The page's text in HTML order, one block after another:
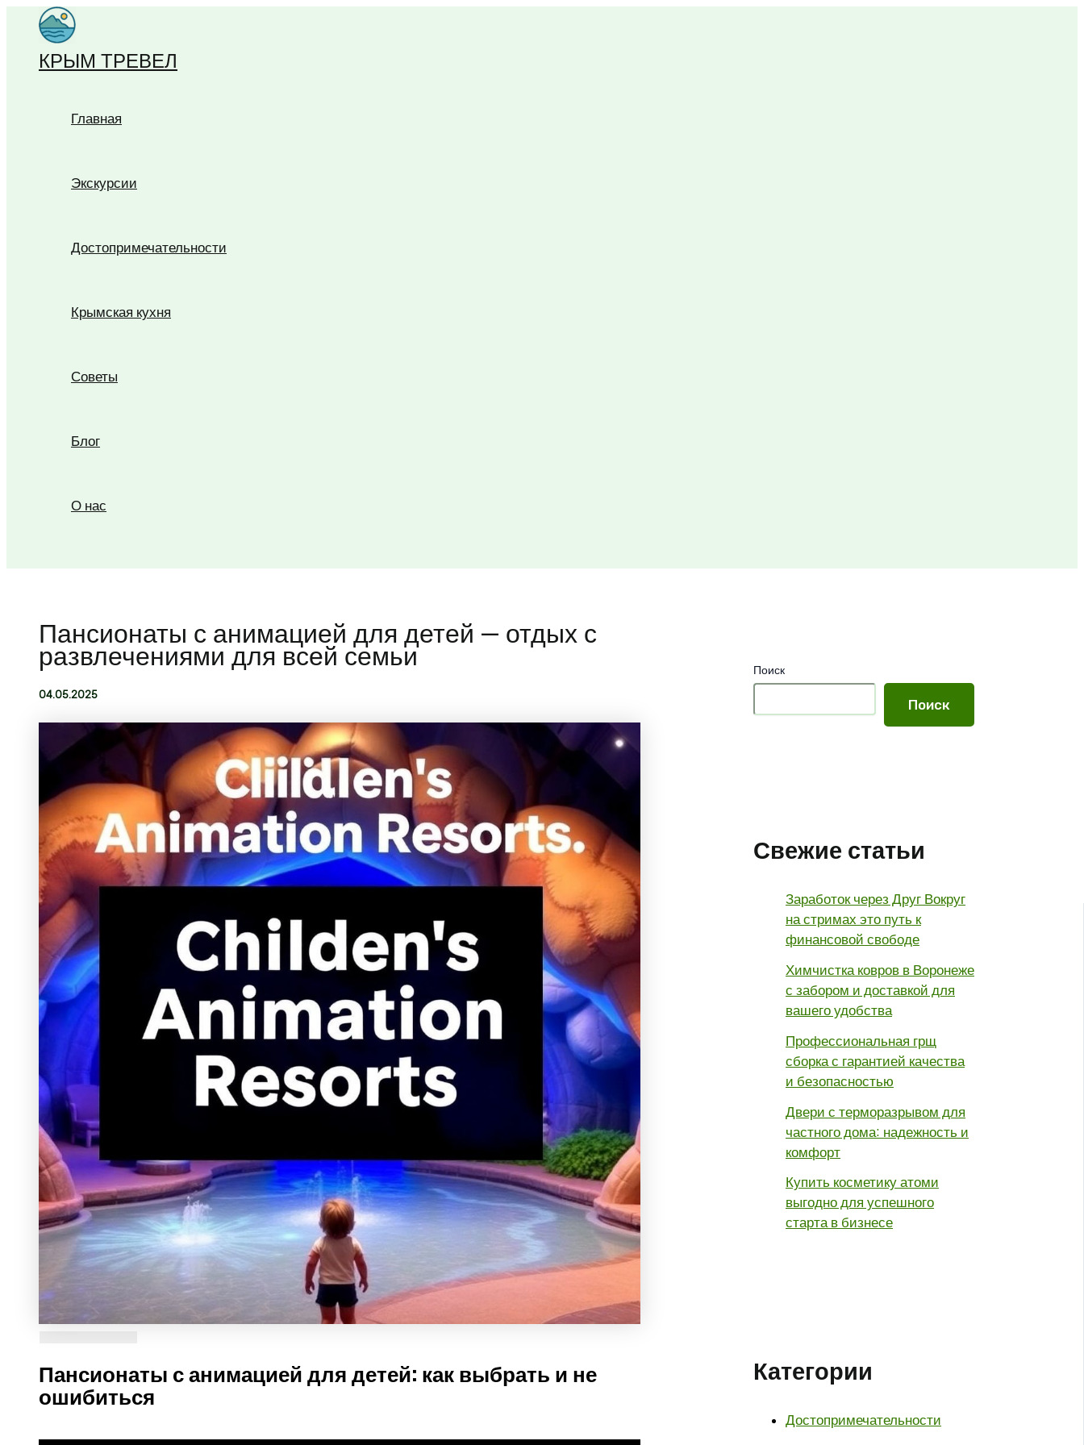
Перейти
содержимому
КРЫМ ТРЕВЕЛ
Главная
Экскурсии
Достопримечательности
Крымская кухня
Советы
Блог
О нас
Пансионаты с анимацией для детей — отдых с
развлечениями для всей семьи
04.05.2025
Пансионаты с анимацией для детей: как выбрать и не
ошибиться
Поиск
Поиск
Свежие статьи
Заработок через Друг Вокруг
на стримах это путь к
финансовой свободе
Химчистка ковров в Воронеже
с забором и доставкой для
вашего удобства
Профессиональная грщ
сборка с гарантией качества
и безопасностью
Двери с терморазрывом для
частного дома: надежность и
комфорт
Купить косметику атоми
выгодно для успешного
старта в бизнесе
Категории
Достопримечательности